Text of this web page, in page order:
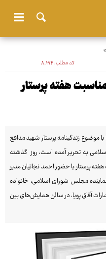
کد مطلب:۸٬۱۹۴
هفته پرستار
موضوع زندگینامه پرستار شهید مدافع
به تحریر آمده است، روز گذشته
هفته پرستار با حضور احمد نجاتیان مدیر
مجلس شورای اسلامی، خانواده
آفاق پویا، در سالن همایش‌های بین